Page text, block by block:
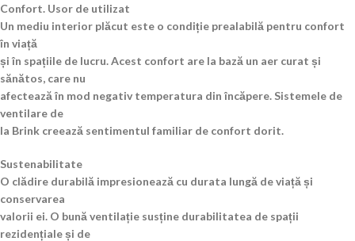
Confort. Usor de utilizat
Un mediu interior plăcut este o condiție prealabilă pentru confort
în viață
și în spațiile de lucru. Acest confort are la bază un aer curat și
sănătos, care nu
afectează în mod negativ temperatura din încăpere. Sistemele de
ventilare de
la Brink creează sentimentul familiar de confort dorit.
Sustenabilitate
O clădire durabilă impresionează cu durata lungă de viață și
conservarea
valorii ei. O bună ventilație susține durabilitatea de spații
rezidențiale și de